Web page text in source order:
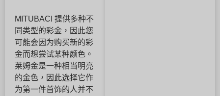
MITUBACI 提供多种不
同类型的彩金，因此您
可能会因为购买新的彩
金而想尝试某种颜色。
莱姆金是一种相当明亮
的金色，因此选择它作
为第一件首饰的人并不